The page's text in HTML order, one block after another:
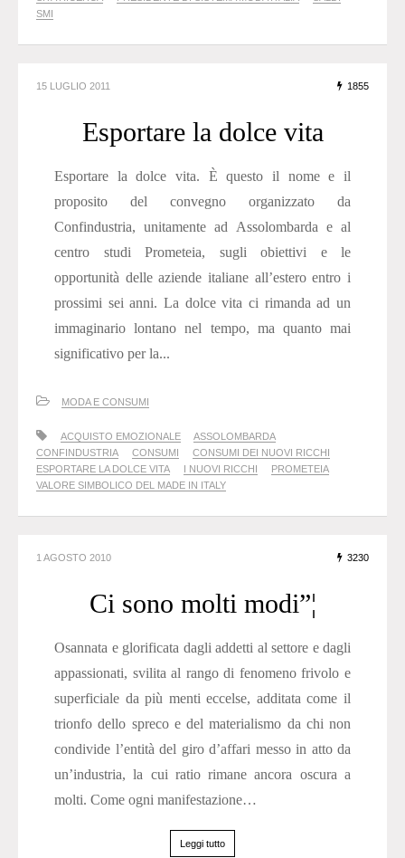
SMI
15 LUGLIO 2011 1855
Esportare la dolce vita
Esportare la dolce vita. È questo il nome e il
proposito del convegno organizzato da
Confindustria, unitamente ad Assolombarda e al
centro studi Prometeia, sugli obiettivi e le
opportunità delle aziende italiane all’estero entro i
prossimi sei anni. La dolce vita ci rimanda ad un
immaginario lontano nel tempo, ma quanto mai
significativo per la...
MODA E CONSUMI
ACQUISTO EMOZIONALE
ASSOLOMBARDA
CONFINDUSTRIA
CONSUMI
CONSUMI DEI NUOVI RICCHI
ESPORTARE LA DOLCE VITA
I NUOVI RICCHI
PROMETEIA
VALORE SIMBOLICO DEL MADE IN ITALY
1 AGOSTO 2010 3230
Ci sono molti modi”¦
Osannata e glorificata dagli addetti al settore e dagli
appassionati, svilita al rango di fenomeno frivolo e
superficiale da più menti eccelse, additata come il
trionfo dello spreco e del materialismo da chi non
condivide l’entità del giro d’affari messo in atto da
un’industria, la cui ratio rimane ancora oscura a
molti. Come ogni manifestazione…
Leggi tutto